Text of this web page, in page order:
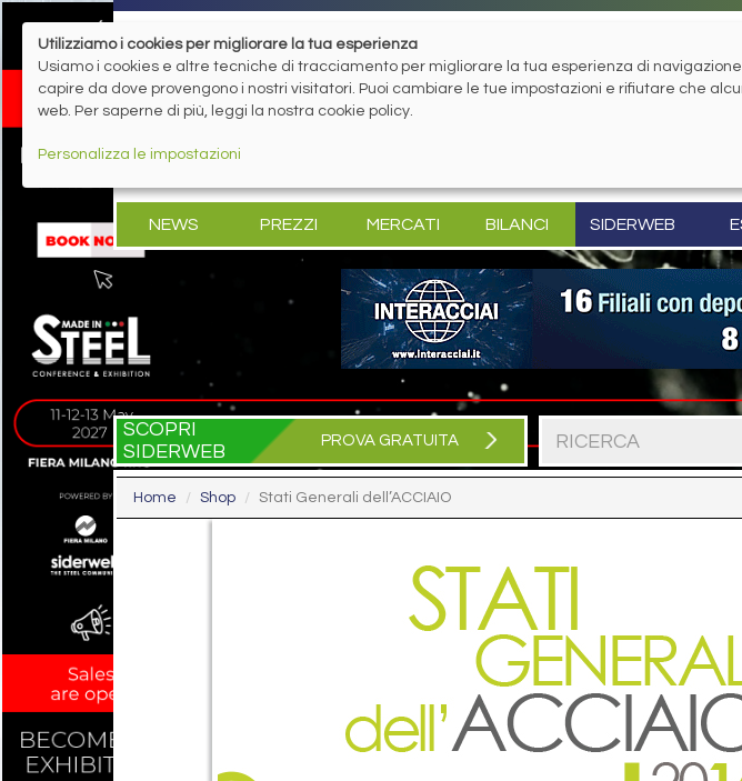
NEWS PREZZI MERCATI BILANCI SIDERWEB
SCOPRI
SIDERWEB
PROVA GRATUITA
Home Shop Stati Generali dell’ACCIAIO
Utilizziamo i cookies per migliorare la tua esperienza
Usiamo i cookies e altre tecniche di tracciamento per migliorare la tua esperienza di
capire da dove provengono i nostri visitatori. Puoi cambiare le tue impostazioni e rifiutare che
web. Per saperne di più, leggi la nostra cookie policy.
Personalizza le impostazioni